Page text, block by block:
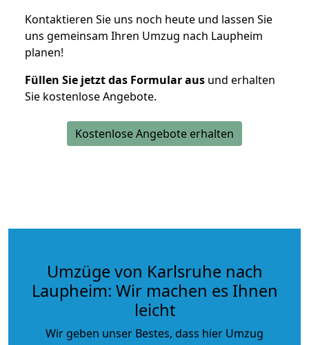
Kontaktieren Sie uns noch heute und lassen Sie
uns gemeinsam Ihren Umzug nach Laupheim
planen!
Füllen Sie jetzt das Formular aus und erhalten
Sie kostenlose Angebote.
Kostenlose Angebote erhalten
Umzüge von Karlsruhe nach
Laupheim: Wir machen es Ihnen
leicht
Wir geben unser Bestes, dass hier Umzug